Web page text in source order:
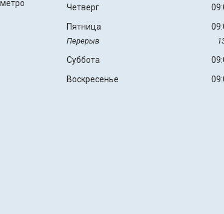
Четверг
Пятница
Суббота
Воскресенье